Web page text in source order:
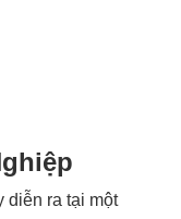
diễn ra tại một